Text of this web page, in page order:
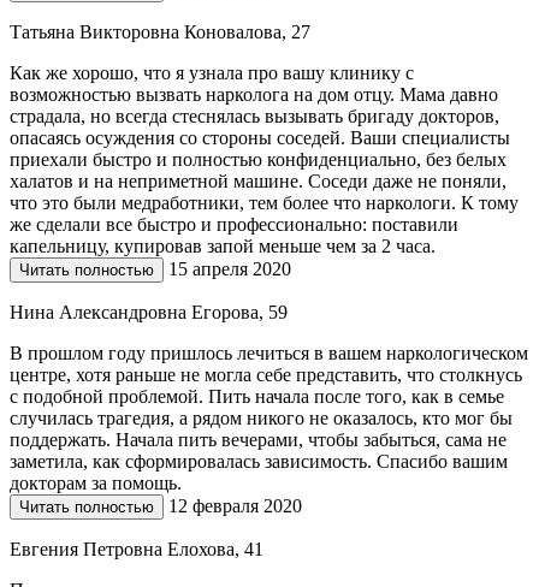
Татьяна Викторовна Коновалова, 27
Как же хорошо, что я узнала про вашу клинику с
возможностью вызвать нарколога на дом отцу. Мама давно
страдала, но всегда стеснялась вызывать бригаду докторов,
опасаясь осуждения со стороны соседей. Ваши специалисты
приехали быстро и полностью конфиденциально, без белых
халатов и на неприметной машине. Соседи даже не поняли,
что это были медработники, тем более что наркологи. К тому
же сделали все быстро и профессионально: поставили
капельницу, купировав запой меньше чем за 2 часа.
Читать полностью 15 апреля 2020
Нина Александровна Егорова, 59
В прошлом году пришлось лечиться в вашем наркологическом
центре, хотя раньше не могла себе представить, что столкнусь
с подобной проблемой. Пить начала после того, как в семье
случилась трагедия, а рядом никого не оказалось, кто мог бы
поддержать. Начала пить вечерами, чтобы забыться, сама не
заметила, как сформировалась зависимость. Спасибо вашим
докторам за помощь.
Читать полностью 12 февраля 2020
Евгения Петровна Елохова, 41